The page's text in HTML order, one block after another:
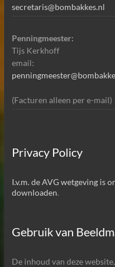
secretaris@bombakkes.nl
Penningmeester:
Tijs Kerkhoff
email:
(Facturen alleen per e-mail)
Privacy Policy
I.v.m. de AVG wetgeving is
downloaden.
Gebruik van
De inhoud van deze